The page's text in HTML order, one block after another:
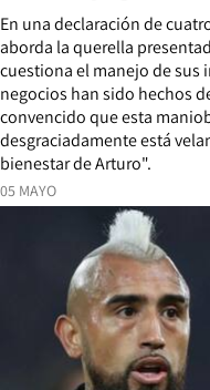
05 MAYO
En una declaración de
aborda la querella
cuestiona el manejo de sus
negocios han sido hechos
convencido que esta
desgraciadamente está
bienestar de Arturo".